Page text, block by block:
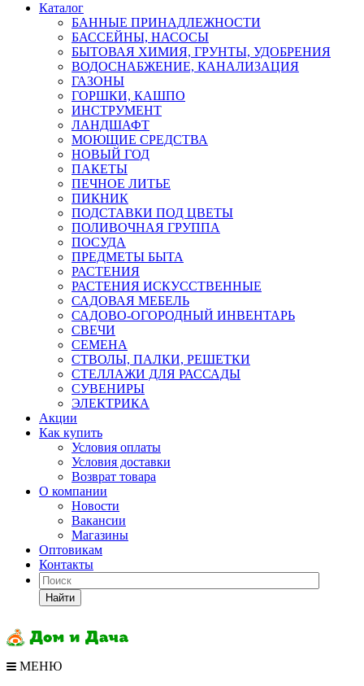
Каталог
БАННЫЕ ПРИНАДЛЕЖНОСТИ
БАССЕЙНЫ, НАСОСЫ
БЫТОВАЯ ХИМИЯ, ГРУНТЫ, УДОБРЕНИЯ
ВОДОСНАБЖЕНИЕ, КАНАЛИЗАЦИЯ
ГАЗОНЫ
ГОРШКИ, КАШПО
ИНСТРУМЕНТ
ЛАНДШАФТ
МОЮЩИЕ СРЕДСТВА
НОВЫЙ ГОД
ПАКЕТЫ
ПЕЧНОЕ ЛИТЬЕ
ПИКНИК
ПОДСТАВКИ ПОД ЦВЕТЫ
ПОЛИВОЧНАЯ ГРУППА
ПОСУДА
ПРЕДМЕТЫ БЫТА
РАСТЕНИЯ
РАСТЕНИЯ ИСКУССТВЕННЫЕ
САДОВАЯ МЕБЕЛЬ
САДОВО-ОГОРОДНЫЙ ИНВЕНТАРЬ
СВЕЧИ
СЕМЕНА
СТВОЛЫ, ПАЛКИ, РЕШЕТКИ
СТЕЛЛАЖИ ДЛЯ РАССАДЫ
СУВЕНИРЫ
ЭЛЕКТРИКА
Акции
Как купить
Условия оплаты
Условия доставки
Возврат товара
О компании
Новости
Вакансии
Магазины
Оптовикам
Контакты
Найти
МЕНЮ